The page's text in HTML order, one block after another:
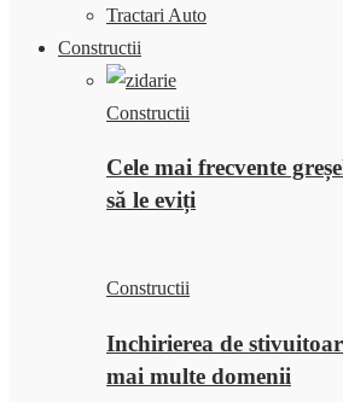
Tractari Auto
Constructii
Constructii
Cele mai frecvente
să le eviți
Constructii
Inchirierea de
mai multe domenii